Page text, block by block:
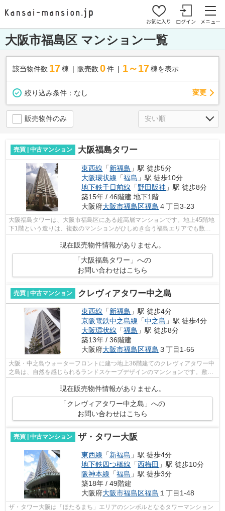
お気に入り ログイン メニュー
大阪市福島区 マンション一覧
該当物件数 17棟 販売数 0 件 1～17 棟を表示
絞り込み条件： なし 変更
販売物件のみ
売買 | 中古マンション 大阪福島タワー
東西線 「新福島 」駅 徒歩5分
大阪環状線 「福島 」駅 徒歩10分
地下鉄千日前線 「野田阪神 」駅 徒歩8分
築15年 / 46階建 地下1階
大阪府大阪市福島区福島 ４丁目3-23
大阪福島タワーは、大阪市福島区にある超高層マンションです。地上45階地
下1階という造りは、複数のマンションがひしめき合う福島エリアでも数少
現在販売物件情報がありません。
「大阪福島タワー」への
お問い合わせはこちら
売買 | 中古マンション クレヴィアタワー中之島
東西線 「新福島 」駅 徒歩4分
京阪電鉄中之島線 「中之島 」駅 徒歩4分
大阪環状線 「福島 」駅 徒歩8分
築13年 / 36階建
大阪府大阪市福島区福島 ３丁目1-65
大阪・中之島ウォーターフロントに建つ地上36階建てのクレヴィアタワー中
之島は、自然を感じられるランドスケープデザインのマンションです。敷地
現在販売物件情報がありません。
「クレヴィアタワー中之島」への
お問い合わせはこちら
売買 | 中古マンション ザ・タワー大阪
東西線 「新福島 」駅 徒歩4分
地下鉄四つ橋線 「西梅田 」駅 徒歩10分
阪神本線 「福島 」駅 徒歩3分
築18年 / 49階建
大阪府大阪市福島区福島 １丁目1-48
ザ・タワー大阪は「ほたるまち」エリアのシンボルとなるタワーマンション